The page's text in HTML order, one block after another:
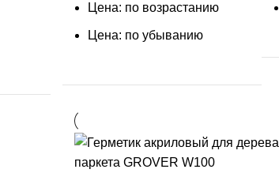
Цена: по возрастанию
Цена: по убыванию